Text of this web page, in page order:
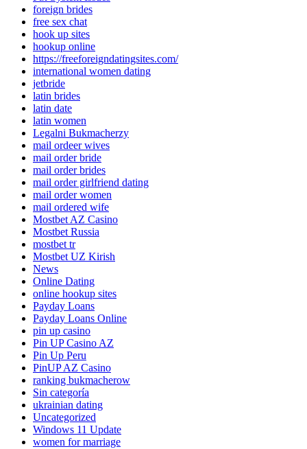
foreign brides
free sex chat
hook up sites
hookup online
https://freeforeigndatingsites.com/
international women dating
jetbride
latin brides
latin date
latin women
Legalni Bukmacherzy
mail ordeer wives
mail order bride
mail order brides
mail order girlfriend dating
mail order women
mail ordered wife
Mostbet AZ Casino
Mostbet Russia
mostbet tr
Mostbet UZ Kirish
News
Online Dating
online hookup sites
Payday Loans
Payday Loans Online
pin up casino
Pin UP Casino AZ
Pin Up Peru
PinUP AZ Casino
ranking bukmacherow
Sin categoría
ukrainian dating
Uncategorized
Windows 11 Update
women for marriage